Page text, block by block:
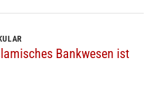
Bankwesen ist